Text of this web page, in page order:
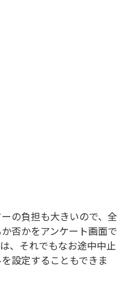
の負担も大きいので、全
否かをアンケート画面で
、それでもなお途中中止
設定することもできま